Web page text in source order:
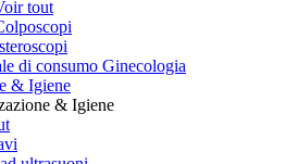
tout
di consumo Ginecologia
& Igiene
& Igiene